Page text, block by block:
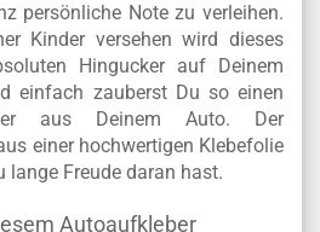
persönliche Note zu verleihen.
Kinder versehen wird dieses
Hingucker auf Deinem
einfach zauberst Du so einen
aus Deinem Auto. Der
einer hochwertigen Klebefolie
lange Freude daran hast.
Autoaufkleber